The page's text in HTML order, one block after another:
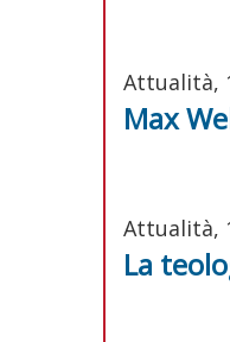
Attualità,
Max
Attualità,
La